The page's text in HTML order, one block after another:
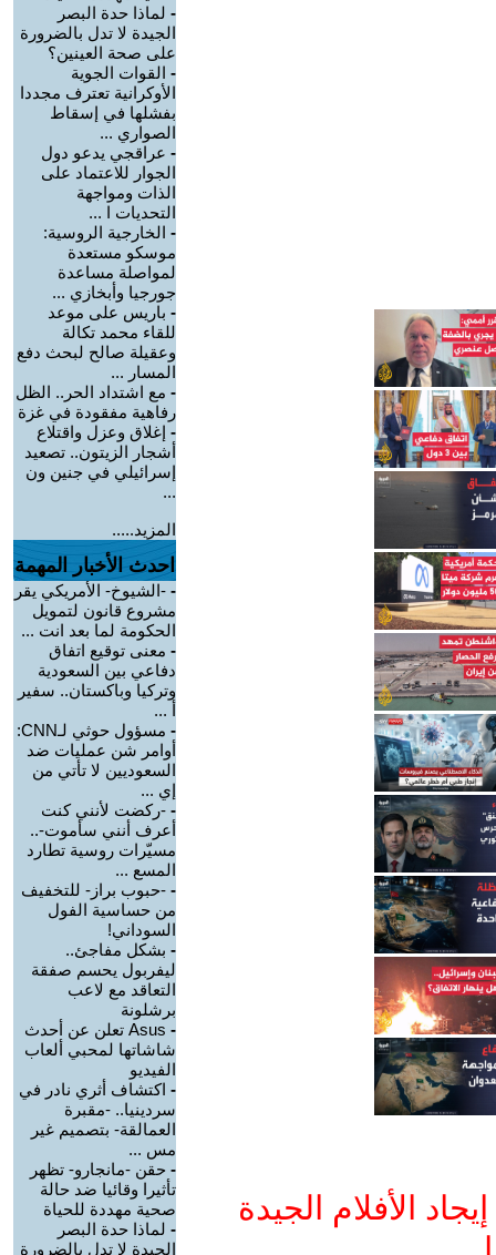
الأفلام الجيدة
- لماذا حدة البصر
الجيدة لا تدل بالضرورة
على صحة العينين؟
- القوات الجوية
الأوكرانية تعترف مجددا
بفشلها في إسقاط
الصواري ...
- عراقجي يدعو دول
الجوار للاعتماد على
الذات ومواجهة
التحديات ا ...
- الخارجية الروسية:
موسكو مستعدة
لمواصلة مساعدة
جورجيا وأبخازي ...
- باريس على موعد
للقاء محمد تكالة
وعقيلة صالح لبحث دفع
المسار ...
- مع اشتداد الحر.. الظل
رفاهية مفقودة في غزة
- إغلاق وعزل واقتلاع
أشجار الزيتون.. تصعيد
إسرائيلي في جنين ون
...
المزيد.....
احدث الأخبار المهمة
- -الشيوخ- الأمريكي يقر
مشروع قانون لتمويل
الحكومة لما بعد انت ...
- معنى توقيع اتفاق
دفاعي بين السعودية
وتركيا وباكستان.. سفير
أ ...
-
مسؤول حوثي لـCNN:
أوامر شن عمليات ضد
السعوديين لا تأتي من
إي ...
- -ركضت لأنني كنت
أعرف أنني سأموت-..
مسيّرات روسية تطارد
المسع ...
- -حبوب براز- للتخفيف
من حساسية الفول
السوداني!
- بشكل مفاجئ..
ليفربول يحسم صفقة
التعاقد مع لاعب
برشلونة
-
Asus تعلن عن أحدث
شاشاتها لمحبي ألعاب
الفيديو
- اكتشاف أثري نادر في
سردينيا.. -مقبرة
العمالقة- بتصميم غير
مس ...
- حقن -مانجارو- تظهر
تأثيرا وقائيا ضد حالة
صحية مهددة للحياة
- لماذا حدة البصر
الجيدة لا تدل بالضرورة